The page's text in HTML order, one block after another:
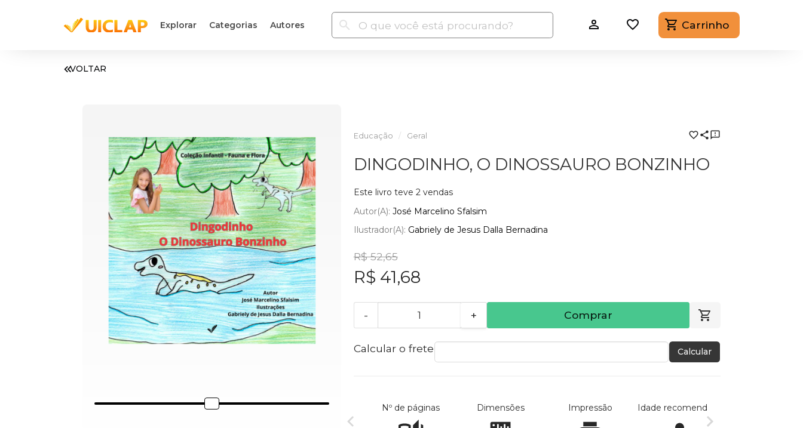
Explorar Categorias Autores Carrinho
VOLTAR
Educação Geral
DINGODINHO, O DINOSSAURO BONZINHO
Este livro teve 2 vendas
Autor(a): José Marcelino Sfalsim
Ilustrador(a): Gabriely de Jesus Dalla Bernadina
R$ 52,65
R$ 41,68
- + Comprar
Calcular o frete Calcular
Nº de páginas Dimensões Impressão Idade recomendada